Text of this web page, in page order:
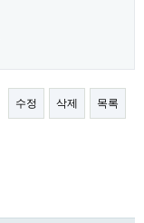
수정 삭제 목록